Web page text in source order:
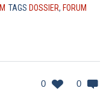
TAGS DOSSIER, FORUM
0 0